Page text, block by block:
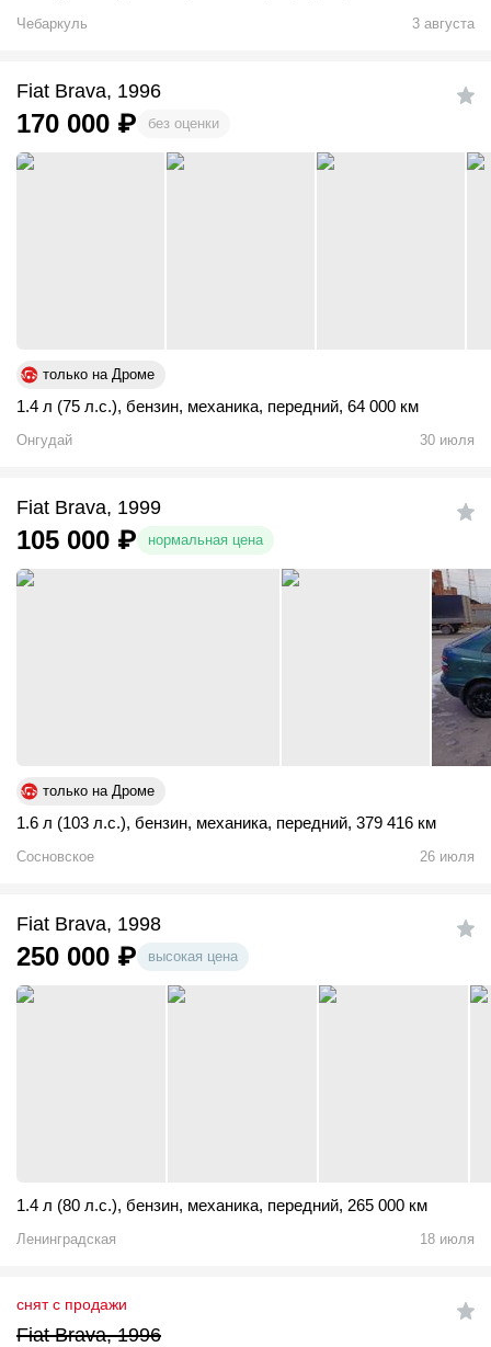
Чебаркуль 3 августа
Fiat Brava, 1996
170 000 ₽ без оценки
только на Дроме
1.4 л (75 л.с.), бензин, механика, передний, 64 000 км
Онгудай 30 июля
Fiat Brava, 1999
105 000 ₽ нормальная цена
только на Дроме
1.6 л (103 л.с.), бензин, механика, передний, 379 416 км
Сосновское 26 июля
Fiat Brava, 1998
250 000 ₽ высокая цена
1.4 л (80 л.с.), бензин, механика, передний, 265 000 км
Ленинградская 18 июля
снят с продажи
Fiat Brava, 1996